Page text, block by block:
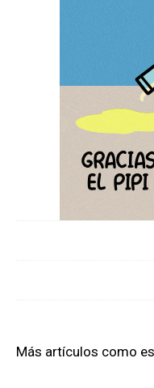
Más artículos como